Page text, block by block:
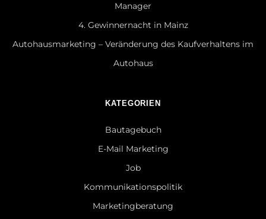
Manager
4. Gewinnernacht in Mainz
Autohausmarketing – Veränderung des Kaufverhaltens im
Autohaus
KATEGORIEN
Bautagebuch
E-Mail Marketing
Job
Kommunikationspolitik
Marketingberatung